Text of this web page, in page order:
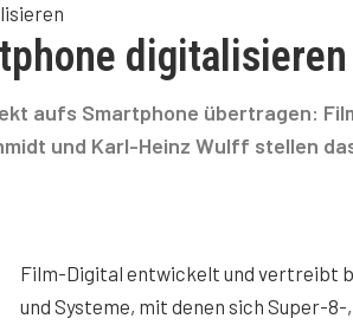
digitalisieren
aufs Smartphone übertragen:
und Karl-Heinz Wulff stellen
Film-Digital entwickelt und vertreibt
und Systeme, mit denen sich Super-